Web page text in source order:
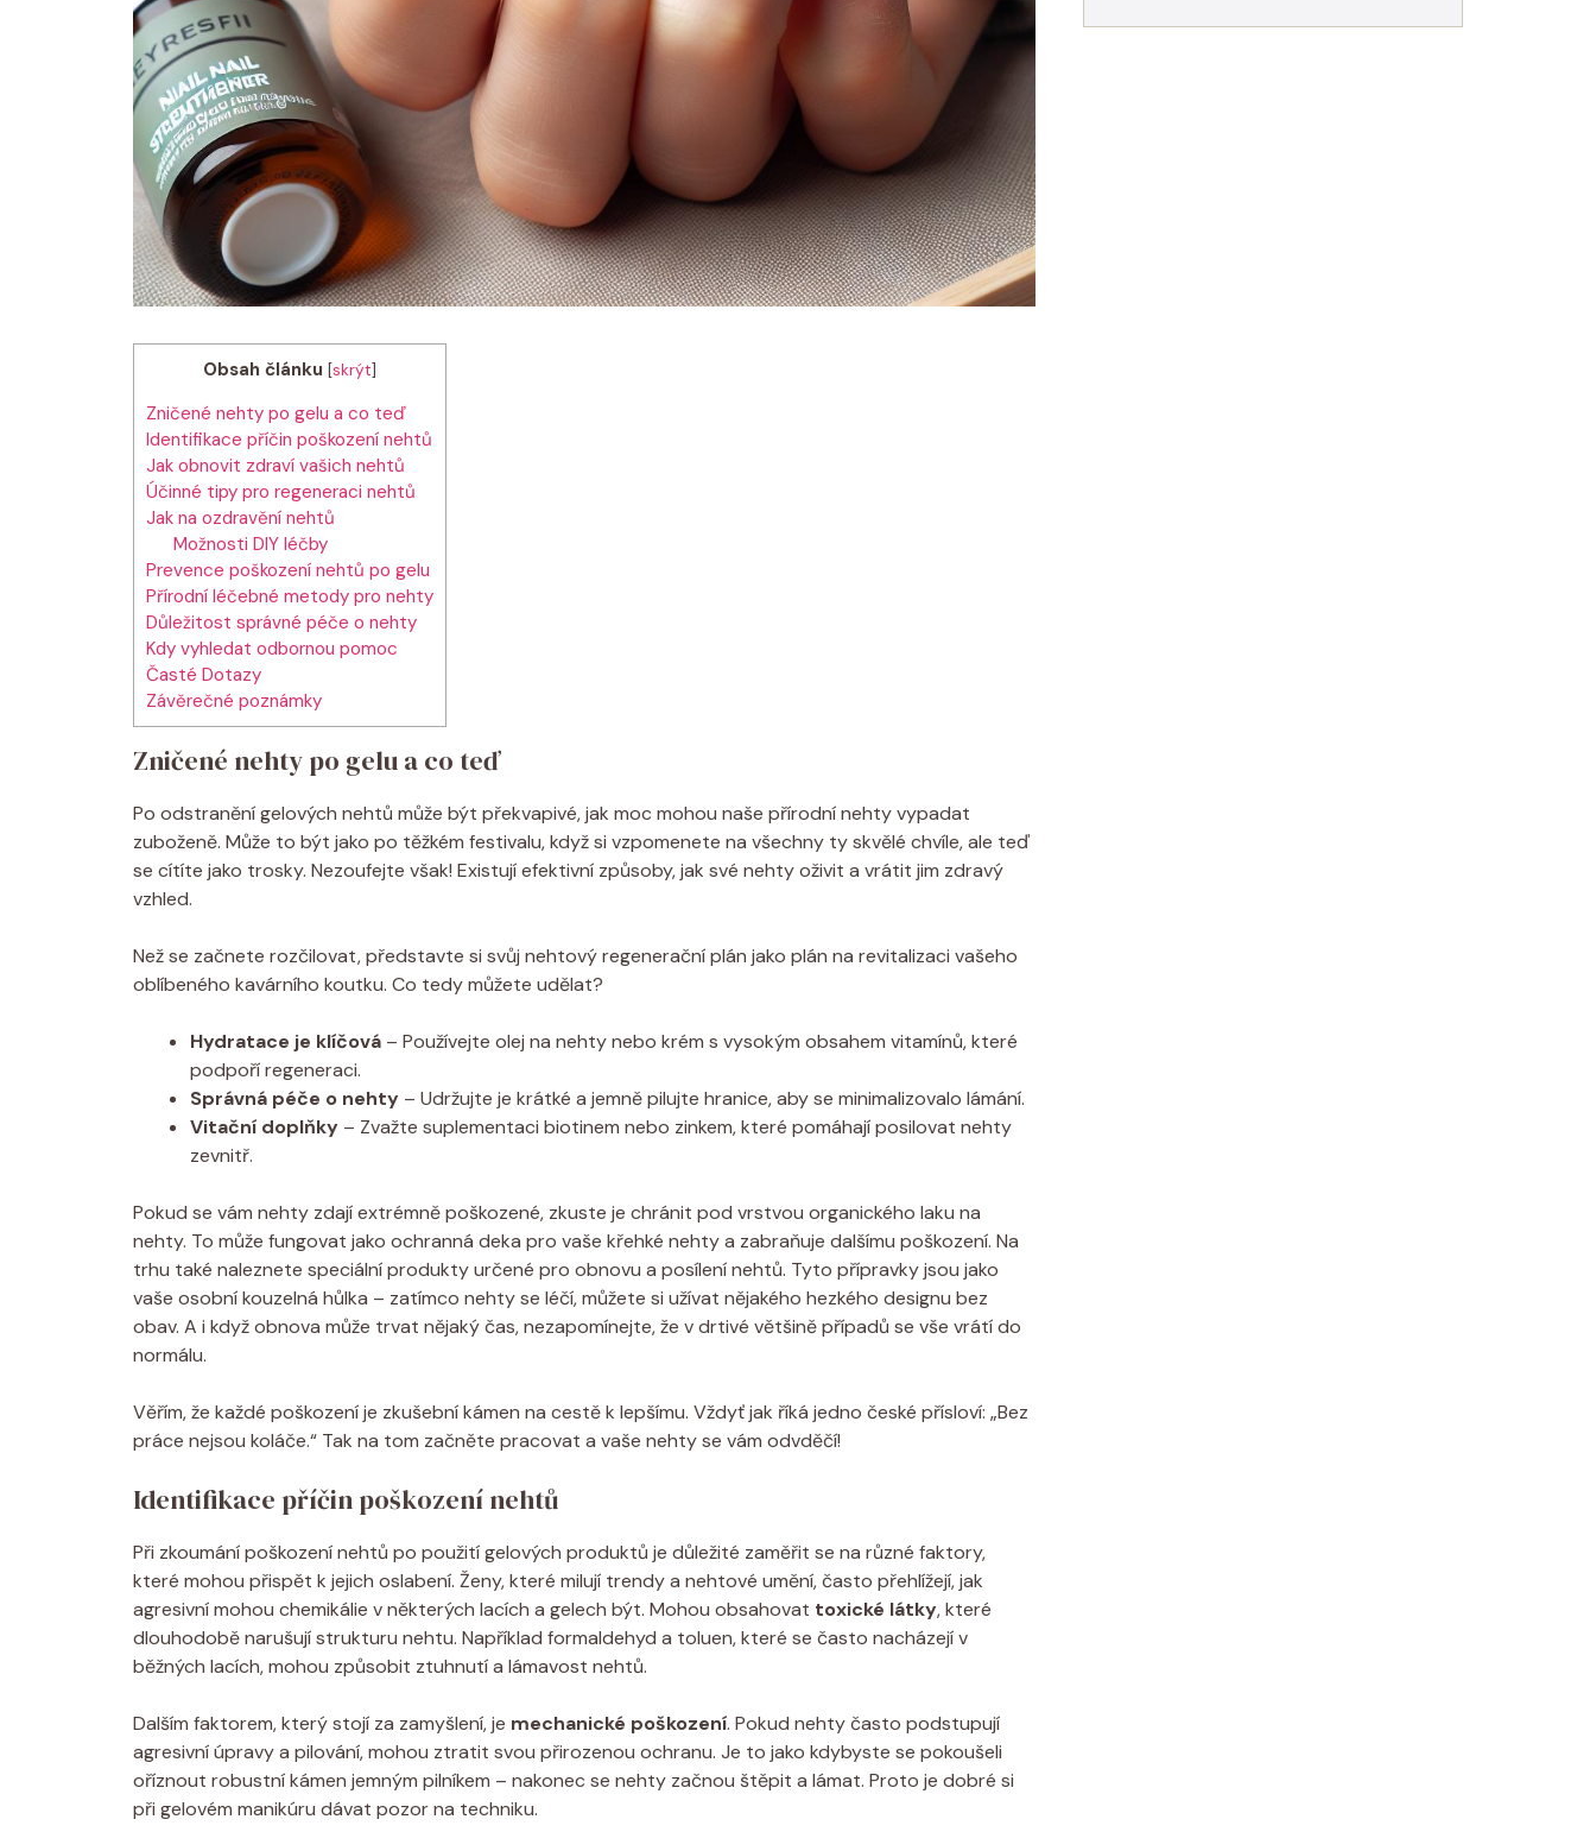
Obsah článku [skrýt]
Zničené nehty po gelu a co teď
Identifikace příčin poškození nehtů
Jak obnovit zdraví vašich nehtů
Účinné tipy pro regeneraci nehtů
Jak na ozdravění nehtů
Možnosti DIY léčby
Prevence poškození nehtů po gelu
Přírodní léčebné metody pro nehty
Důležitost správné péče o nehty
Kdy vyhledat odbornou pomoc
Časté Dotazy
Závěrečné poznámky
Zničené nehty po gelu a co teď
Po odstranění gelových nehtů může být překvapivé, jak moc mohou naše přírodní nehty vypadat
zuboženě. Může to být jako po těžkém festivalu, když si vzpomenete na všechny ty skvělé chvíle, ale teď
se cítíte jako trosky. Nezoufejte však! Existují efektivní způsoby, jak své nehty oživit a vrátit jim zdravý
vzhled.
Než se začnete rozčilovat, představte si svůj nehtový regenerační plán jako plán na revitalizaci vašeho
oblíbeného kavárního koutku. Co tedy můžete udělat?
Hydratace je klíčová – Používejte olej na nehty nebo krém s vysokým obsahem vitamínů, které
podpoří regeneraci.
Správná péče o nehty – Udržujte je krátké a jemně pilujte hranice, aby se minimalizovalo lámání.
Vitační doplňky – Zvažte suplementaci biotinem nebo zinkem, které pomáhají posilovat nehty
zevnitř.
Pokud se vám nehty zdají extrémně poškozené, zkuste je chránit pod vrstvou organického laku na
nehty. To může fungovat jako ochranná deka pro vaše křehké nehty a zabraňuje dalšímu poškození. Na
trhu také naleznete speciální produkty určené pro obnovu a posílení nehtů. Tyto přípravky jsou jako
vaše osobní kouzelná hůlka – zatímco nehty se léčí, můžete si užívat nějakého hezkého designu bez
obav. A i když obnova může trvat nějaký čas, nezapomínejte, že v drtivé většině případů se vše vrátí do
normálu.
Věřím, že každé poškození je zkušební kámen na cestě k lepšímu. Vždyť jak říká jedno české přísloví: „Bez
práce nejsou koláče.“ Tak na tom začněte pracovat a vaše nehty se vám odvděčí!
Identifikace příčin poškození nehtů
Při zkoumání poškození nehtů po použití gelových produktů je důležité zaměřit se na různé faktory,
které mohou přispět k jejich oslabení. Ženy, které milují trendy a nehtové umění, často přehlížejí, jak
agresivní mohou chemikálie v některých lacích a gelech být. Mohou obsahovat toxické látky, které
dlouhodobě narušují strukturu nehtu. Například formaldehyd a toluen, které se často nacházejí v
běžných lacích, mohou způsobit ztuhnutí a lámavost nehtů.
Dalším faktorem, který stojí za zamyšlení, je mechanické poškození. Pokud nehty často podstupují
agresivní úpravy a pilování, mohou ztratit svou přirozenou ochranu. Je to jako kdybyste se pokoušeli
oříznout robustní kámen jemným pilníkem – nakonec se nehty začnou štěpit a lámat. Proto je dobré si
při gelovém manikúru dávat pozor na techniku.